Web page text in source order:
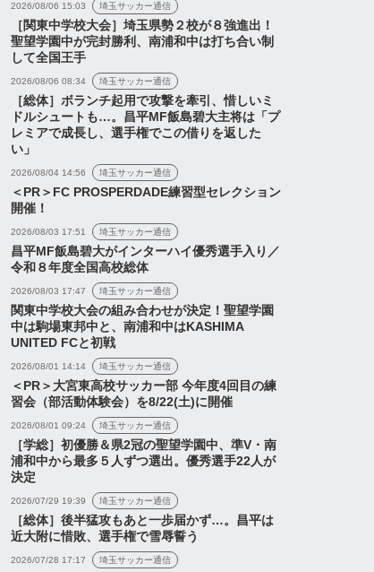
ン発表】Juiceス
マッチ「浦和レッ
宮アルディージ
2026年8月1日
【スタメン発表】J1リーグ
第1節「ガンバ大阪vs浦和
2026/08/06 15:03 埼玉サッカー通信
［関東中学校大会］埼玉県勢２校が８強進出！
聖望学園中が完封勝利、南浦和中は打ち合い制
して全国王手
2026/08/06 08:34 埼玉サッカー通信
［総体］ボランチ起用で攻撃を牽引、惜しいミ
ドルシュートも…。昌平MF飯島碧大主将は「プ
レミアで成長し、選手権でこの借りを返した
い」
2026/08/04 14:56 埼玉サッカー通信
＜PR＞FC PROSPERDADE練習型セレクション
開催！
2026/08/03 17:51 埼玉サッカー通信
昌平MF飯島碧大がインターハイ優秀選手入り／
令和８年度全国高校総体
2026/08/03 17:47 埼玉サッカー通信
関東中学校大会の組み合わせが決定！聖望学園
中は駒場東邦中と、南浦和中はKASHIMA
UNITED FCと初戦
2026/08/01 14:14 埼玉サッカー通信
＜PR＞大宮東高校サッカー部 今年度4回目の練
習会（部活動体験会）を8/22(土)に開催
2026/08/01 09:24 埼玉サッカー通信
［学総］初優勝＆県2冠の聖望学園中、準V・南
浦和中から最多５人ずつ選出。優秀選手22人が
決定
2026/07/29 19:39 埼玉サッカー通信
［総体］後半猛攻もあと一歩届かず…。昌平は
近大附に惜敗、選手権で雪辱誓う
2026/07/28 17:17 埼玉サッカー通信